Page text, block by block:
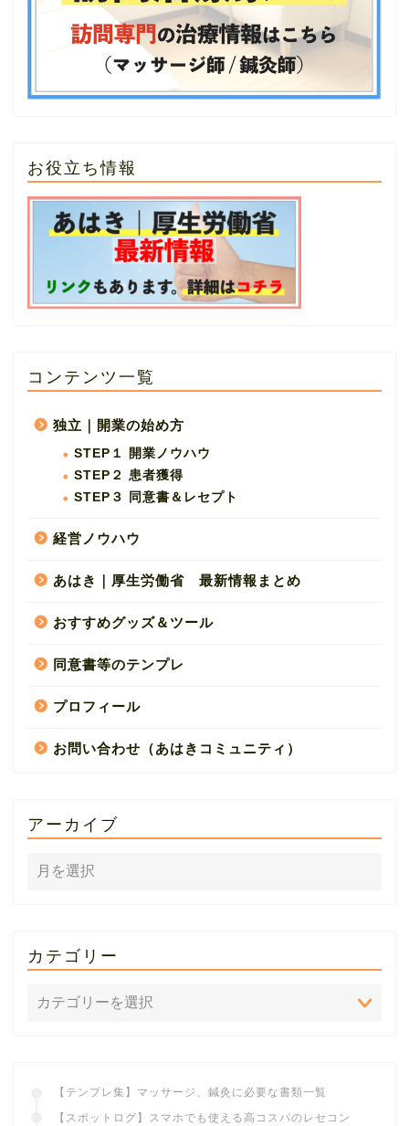
お役立ち情報
コンテンツ一覧
独立｜開業の始め方
STEP１ 開業ノウハウ
STEP２ 患者獲得
STEP３ 同意書＆レセプト
経営ノウハウ
あはき｜厚生労働省 最新情報まとめ
おすすめグッズ＆ツール
同意書等のテンプレ
プロフィール
お問い合わせ（あはきコミュニティ）
アーカイブ
カテゴリー
【テンプレ集】マッサージ、鍼灸に必要な書類一覧
【スポットログ】スマホでも使える高コスパのレセコン